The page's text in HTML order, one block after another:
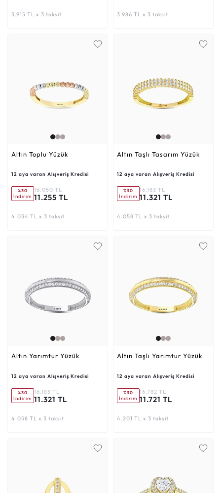
3.915 TL x 3 taksit 3.986 TL x 3 taksit
Altın Toplu Yüzük
12 aya varan Alışveriş Kredisi
%30
İndirim
16.050 TL
11.255 TL
4.034 TL x 3 taksit
Altın Taşlı Tasarım Yüzük
12 aya varan Alışveriş Kredisi
%30
İndirim
16.183 TL
11.321 TL
4.058 TL x 3 taksit
Altın Yarımtur Yüzük
12 aya varan Alışveriş Kredisi
%30
İndirim
16.183 TL
11.321 TL
4.058 TL x 3 taksit
Altın Taşlı Yarımtur Yüzük
12 aya varan Alışveriş Kredisi
%30
İndirim
16.782 TL
11.721 TL
4.201 TL x 3 taksit